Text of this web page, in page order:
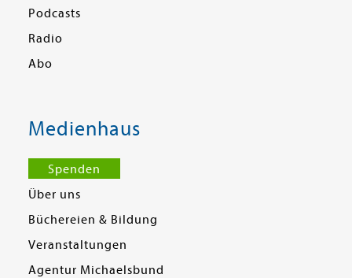
Podcasts
Radio
Abo
Medienhaus
Spenden
Über uns
Büchereien & Bildung
Veranstaltungen
Agentur Michaelsbund